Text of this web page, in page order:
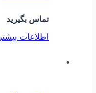
تماس بگیرید
اطلاعات بیشتر